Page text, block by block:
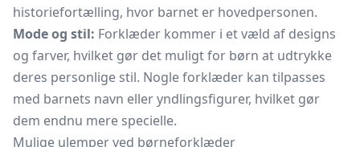
historiefortælling, hvor barnet er hovedpersonen.
Mode og stil: Forklæder kommer i et væld af designs
og farver, hvilket gør det muligt for børn at udtrykke
deres personlige stil. Nogle forklæder kan tilpasses
med barnets navn eller yndlingsfigurer, hvilket gør
dem endnu mere specielle.
Mulige ulemper ved børneforklæder